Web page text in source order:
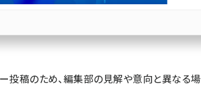
投稿のため、編集部の見解や意向と異なる場